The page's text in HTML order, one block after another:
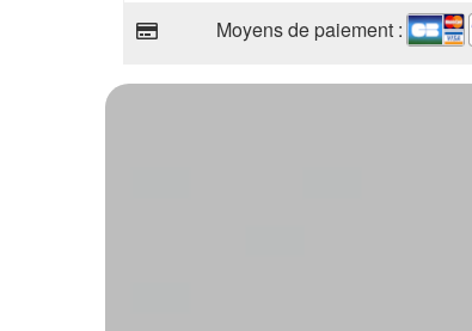
Moyens de paiement :